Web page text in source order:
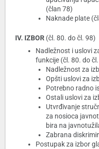
(član 78)
Naknade plate
IV. IZBOR (čl. 80. do čl. 98)
Nadležnost i uslovi
funkcije (čl. 80. do
Nadležnost za
Opšti uslovi za
Potrebno radno
Ostali uslovi za
Utvrđivanje
za nosioca
bira na
Zabrana
Postupak za izbor